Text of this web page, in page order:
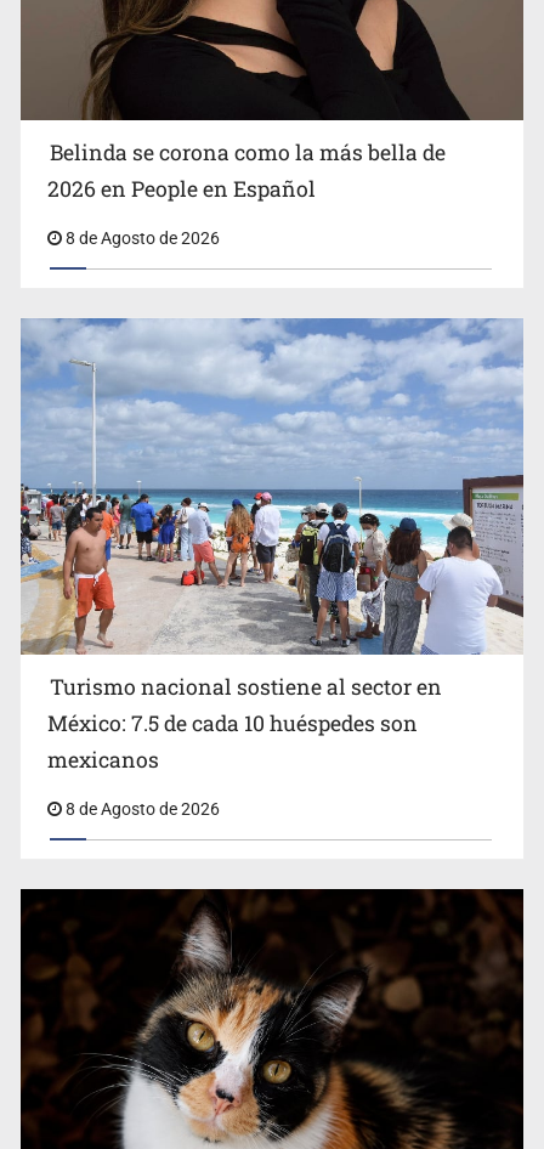
Ciclosporiasis no representa un riesgo epidemiológico
masivo
EU reanudará este sábado inspecciones de aguacate en
Michoacán
Belinda se corona como la más bella de 2026 en People
Belinda se corona como la más bella de
2026 en People en Español
8 de Agosto de 2026
Turismo nacional sostiene al sector en
México: 7.5 de cada 10 huéspedes son
mexicanos
8 de Agosto de 2026